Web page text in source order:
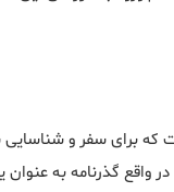
که برای سفر و
در واقع گذرنامه به